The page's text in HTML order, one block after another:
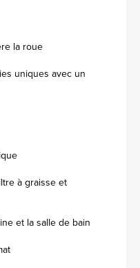
la roue
uniques avec un
à graisse et
et la salle de bain